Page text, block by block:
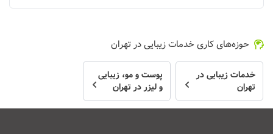
حوزه‌های کاری خدمات زیبایی در تهران
خدمات زیبایی در
تهران
پوست و مو، زیبایی
و لیزر در تهران